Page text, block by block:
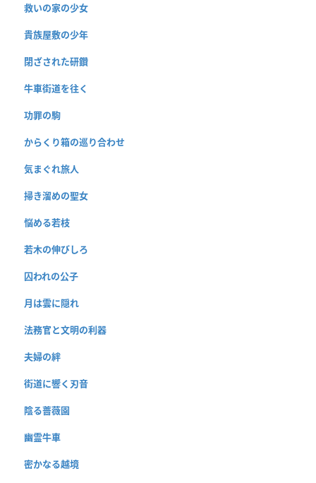
救いの家の少女
貴族屋敷の少年
閉ざされた研鑽
牛車街道を往く
功罪の駒
からくり箱の巡り合わせ
気まぐれ旅人
掃き溜めの聖女
悩める若枝
若木の伸びしろ
囚われの公子
月は雲に隠れ
法務官と文明の利器
夫婦の絆
街道に響く刃音
陰る薔薇園
幽霊牛車
密かなる越境